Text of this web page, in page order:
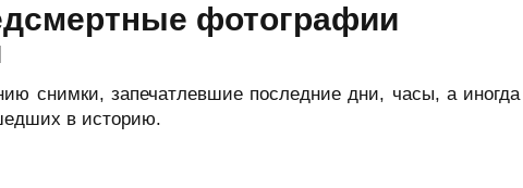
фотографии
снимки, запечатлевшие последние дни, часы, а иногда
в историю.